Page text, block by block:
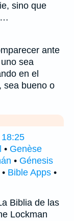
sino que
ante
sea
en el
sea bueno o
• Genèse
• Génesis
• Bible Apps •
Biblia de las
Lockman